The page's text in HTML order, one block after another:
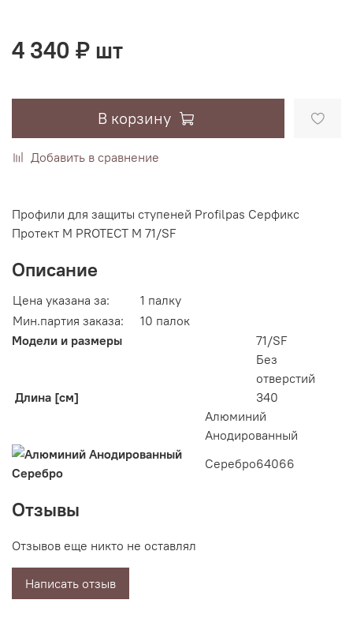
4 340 ₽ шт
В корзину
Добавить в сравнение
Профили для защиты ступеней Profilpas Серфикс
Протект М PROTECT M 71/SF
Описание
Цена указана за:
1 палку
Мин.партия заказа:
10 палок
Модели и размеры
71/SF
Без
отверстий
Длина [см]
340
Алюминий
Анодированный
Серебро64066
Отзывы
Отзывов еще никто не оставлял
Написать отзыв